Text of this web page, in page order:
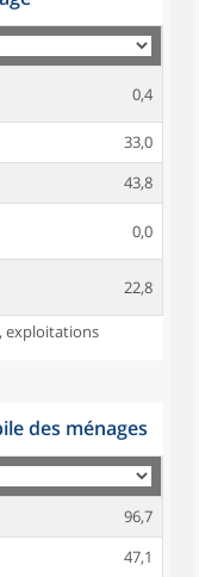
0,4
33,0
43,8
0,0
22,8
exploitations
des ménages
96,7
47,1